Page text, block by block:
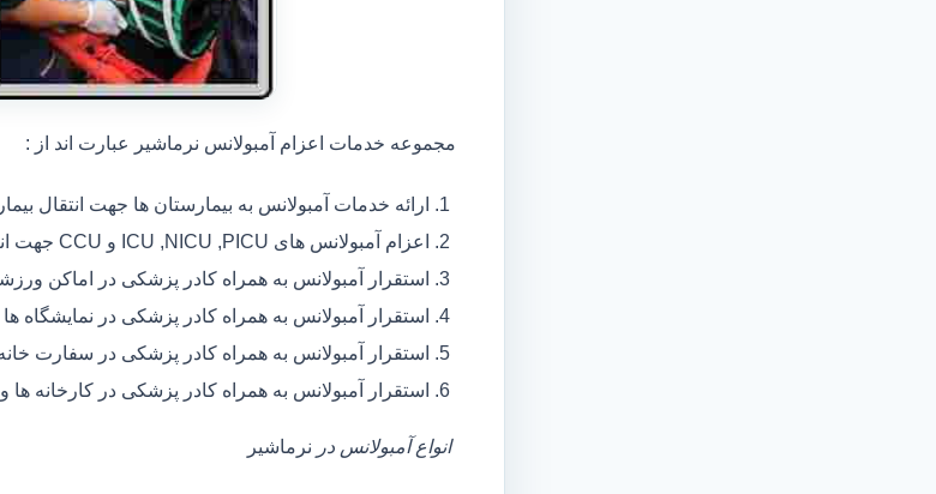
مجموعه خدمات اعزام آمبولانس نرماشیر عبارت اند از :
ارائه خدمات آمبولانس به بیمارستان ها جهت انتقال
اعزام آمبولانس های ICU ,NICU ,PICU و CCU جهت انتقال بیماران با شرایط خاص
استقرار آمبولانس به همراه کادر پزشکی در اماکن
استقرار آمبولانس به همراه کادر پزشکی در نمایشگاه
استقرار آمبولانس به همراه کادر پزشکی در سفارت
استقرار آمبولانس به همراه کادر پزشکی در کارخانه
انواع آمبولانس در نرماشیر